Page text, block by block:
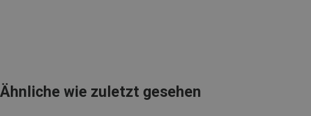
Ähnliche wie zuletzt gesehen